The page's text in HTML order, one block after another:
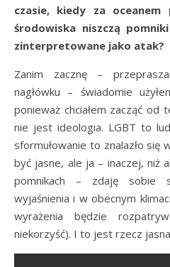
czasie, kiedy za oceanem
środowiska niszczą
zinterpretowane jako atak?
Zanim zacznę –
nagłówku – świadomie
ponieważ chciałem zacząć od
nie jest ideologia. LGBT to
sformułowanie to znalazło się
być jasne, ale ja – inaczej, niż
pomnikach – zdaję sobie
wyjaśnienia i w obecnym
wyrażenia będzie
niekorzyść). I to jest rzecz